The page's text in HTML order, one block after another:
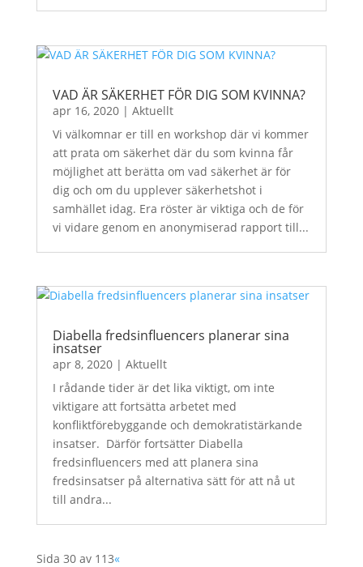
VAD ÄR SÄKERHET FÖR DIG SOM KVINNA?
apr 16, 2020| Aktuellt
Vi välkomnar er till en workshop där vi kommer
att prata om säkerhet där du som kvinna får
möjlighet att berätta om vad säkerhet är för
dig och om du upplever säkerhetshot i
samhället idag. Era röster är viktiga och de för
vi vidare genom en anonymiserad rapport till...
Diabella fredsinfluencers planerar sina
insatser
apr 8, 2020| Aktuellt
I rådande tider är det lika viktigt, om inte
viktigare att fortsätta arbetet med
konfliktförebyggande och demokratistärkande
insatser. Därför fortsätter Diabella
fredsinfluencers med att planera sina
fredsinsatser på alternativa sätt för att nå ut
till andra...
Sida 30 av 113«